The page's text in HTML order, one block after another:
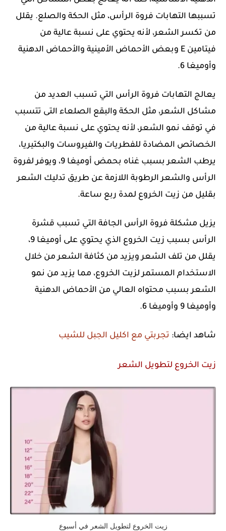
تسببها التهابات فروة الرأس، مثل الحكة والصلع. يقلل
من تكسر الشعر، لأنه يحتوي على نسبة عالية من
فيتامين E وبعض الأحماض الأمينية والأحماض الدهنية
وأوميغا 6.
يعالج التهابات فروة الرأس التي تسبب العديد من
مشاكل الشعر، مثل الحكة والبقع الصلعاء التى تتسبب
في توقف نمو الشعر، لأنه يحتوي على نسبة عالية من
الخصائص المضادة للفطريات والفيروسات والبكتيريا،
يرطب الشعر بسبب غناه بحمض أوميغا 9، ويوفر لفروة
الرأس والشعر الرطوبة اللازمة عن طريق تدليك الشعر
بقليل من زيت الخروع لمدة ربع ساعة.
يزيل مشكلة فروة الرأس الجافة التي تسبب قشرة
الرأس بسبب زيت الخروع الذي يحتوي على أوميغا 9،
يقلل من تلف الشعر ويزيد من كثافة الشعر من خلال
الاستخدام المستمر لزيت الخروع، مما يزيد من نمو
الشعر بسبب محتواه العالي من الأحماض الدهنية
وأوميغا 9 وأوميغا 6.
شاهد ايضا: تجربتي مع اكليل الجبل للشيب
زيت الخروع لتطويل الشعر
زيت الخروع لتطويل الشعر في أسبوع